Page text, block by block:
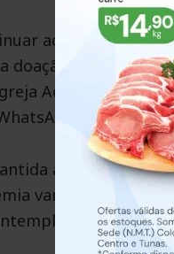
acontecendo
doação nos pontos
Adventista.
a iniciativa
vamos colocar
será o